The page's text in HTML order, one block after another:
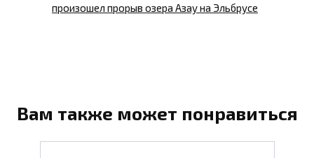
произошел прорыв озера Азау на Эльбрусе
Вам также может понравиться